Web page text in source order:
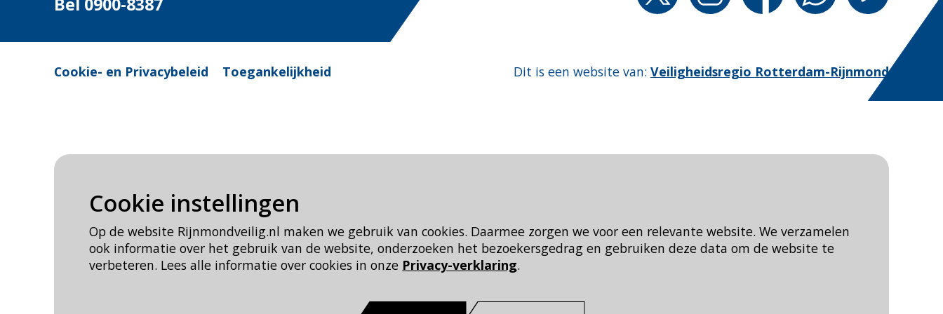
Cookie instellingen
Op de website Rijnmondveilig.nl maken we gebruik van cookies. Daarmee zorgen we voor een relevante website. We verzamelen
ook informatie over het gebruik van de website, onderzoeken het bezoekersgedrag en gebruiken deze data om de website te
verbeteren. Lees alle informatie over cookies in onze Privacy-verklaring.
Cookie- en Privacybeleid Toegankelijkheid Dit is een website van: Veiligheidsregio Rotterdam-Rijnmond